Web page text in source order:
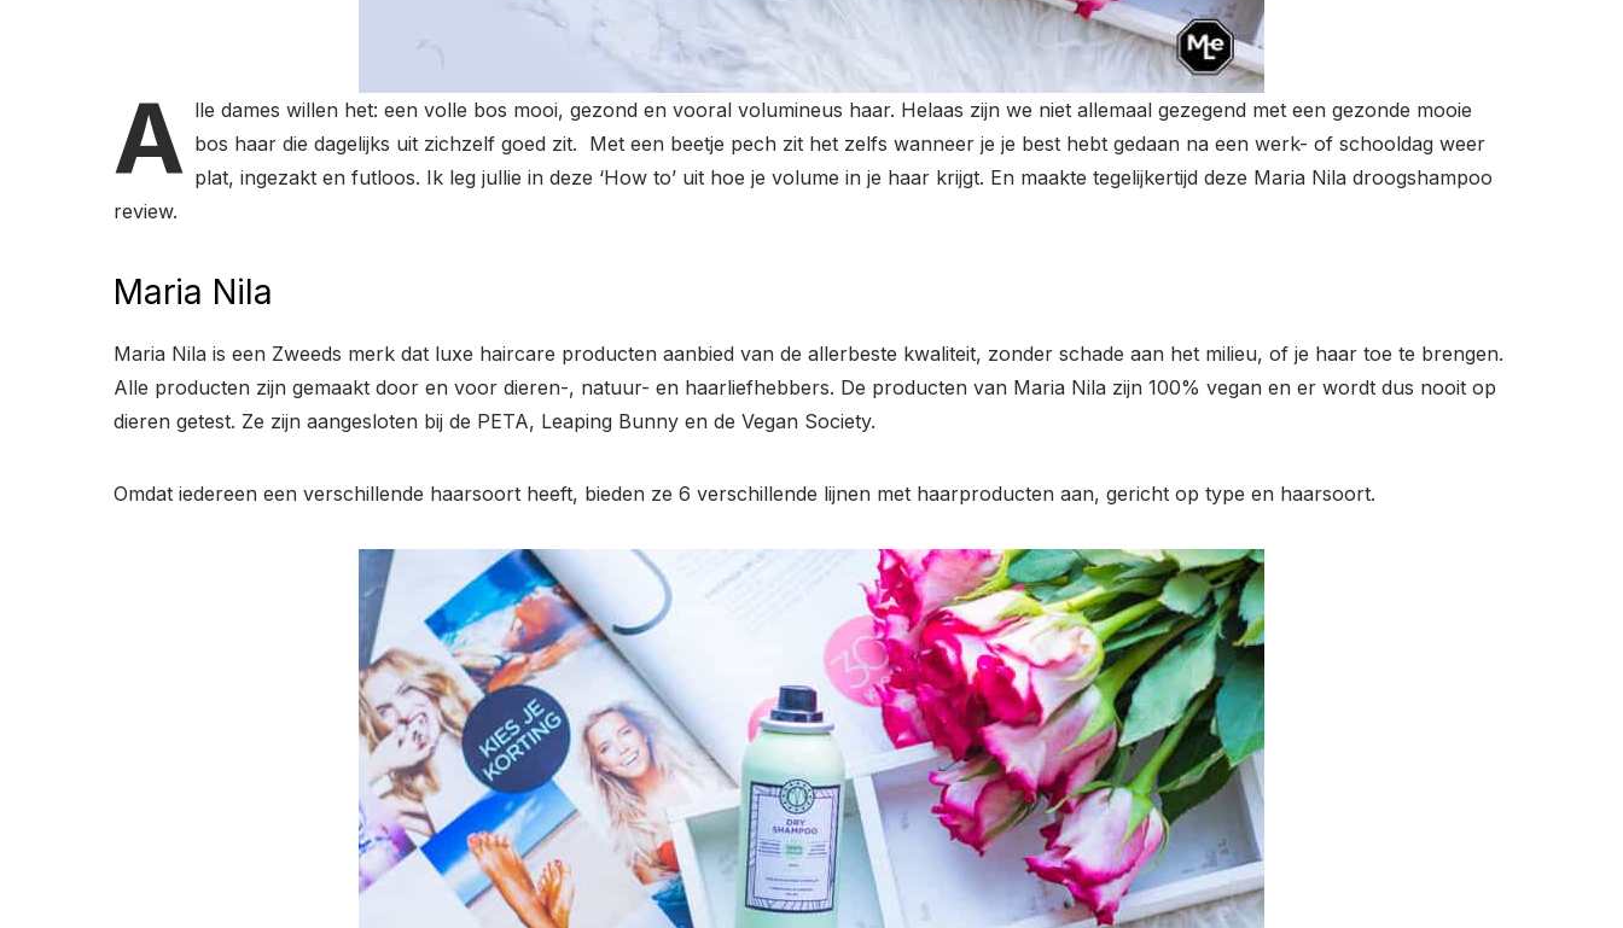
A lle dames willen het: een volle bos mooi, gezond en vooral volumineus haar. Helaas zijn we niet allemaal gezegend met een gezonde mooie
bos haar die dagelijks uit zichzelf goed zit. Met een beetje pech zit het zelfs wanneer je je best hebt gedaan na een werk- of schooldag weer
plat, ingezakt en futloos. Ik leg jullie in deze ‘How to’ uit hoe je volume in je haar krijgt. En maakte tegelijkertijd deze Maria Nila droogshampoo
review.
Maria Nila
Maria Nila is een Zweeds merk dat luxe haircare producten aanbied van de allerbeste kwaliteit, zonder schade aan het milieu, of je haar toe te brengen.
Alle producten zijn gemaakt door en voor dieren-, natuur- en haarliefhebbers. De producten van Maria Nila zijn 100% vegan en er wordt dus nooit op
dieren getest. Ze zijn aangesloten bij de PETA, Leaping Bunny en de Vegan Society.
Omdat iedereen een verschillende haarsoort heeft, bieden ze 6 verschillende lijnen met haarproducten aan, gericht op type en haarsoort.